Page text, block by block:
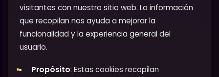
visitantes con nuestro sitio web. La información
que recopilan nos ayuda a mejorar la
funcionalidad y la experiencia general del
usuario.
Propósito: Estas cookies recopilan